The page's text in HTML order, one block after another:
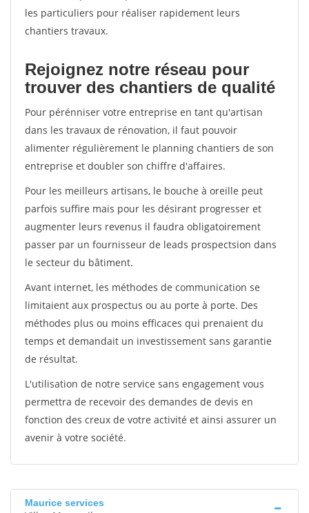
les particuliers pour réaliser rapidement leurs
chantiers travaux.
Rejoignez notre réseau pour
trouver des chantiers de qualité
Pour pérénniser votre entreprise en tant qu'artisan
dans les travaux de rénovation, il faut pouvoir
alimenter régulièrement le planning chantiers de son
entreprise et doubler son chiffre d'affaires.
Pour les meilleurs artisans, le bouche à oreille peut
parfois suffire mais pour les désirant progresser et
augmenter leurs revenus il faudra obligatoirement
passer par un fournisseur de leads prospectsion dans
le secteur du bâtiment.
Avant internet, les méthodes de communication se
limitaient aux prospectus ou au porte à porte. Des
méthodes plus ou moins efficaces qui prenaient du
temps et demandait un investissement sans garantie
de résultat.
L'utilisation de notre service sans engagement vous
permettra de recevoir des demandes de devis en
fonction des creux de votre activité et ainsi assurer un
avenir à votre société.
Maurice services